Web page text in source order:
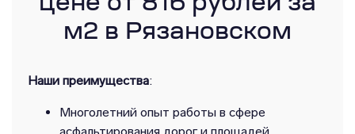
цене от 816 рублей за
м2 в Рязановском
Наши преимущества:
Многолетний опыт работы в сфере